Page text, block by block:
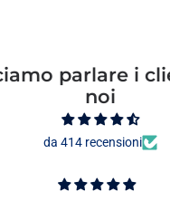
parlare i
noi
da 414 recensioni